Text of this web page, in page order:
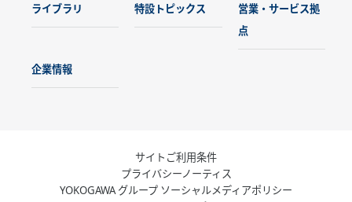
ライブラリ 特設トピックス
営業・サービス拠
点
企業情報
サイトご利用条件
プライバシーノーティス
YOKOGAWA グループ ソーシャルメディアポリシー